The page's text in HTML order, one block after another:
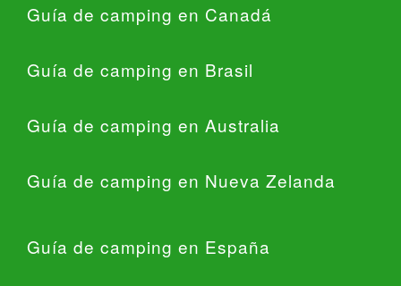
Guía de camping en Canadá
Guía de camping en Brasil
Guía de camping en Australia
Guía de camping en Nueva Zelanda
Guía de camping en España